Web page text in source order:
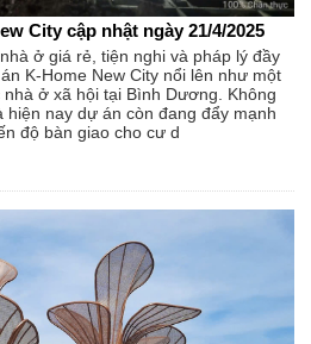
City cập nhật ngày 21/4/2025
ở giá rẻ, tiện nghi và pháp lý đầy
K-Home New City nổi lên như một
ở xã hội tại Bình Dương. Không
nay dự án còn đang đẩy mạnh
độ bàn giao cho cư d